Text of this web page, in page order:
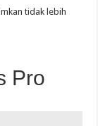
tidak lebih
Pro